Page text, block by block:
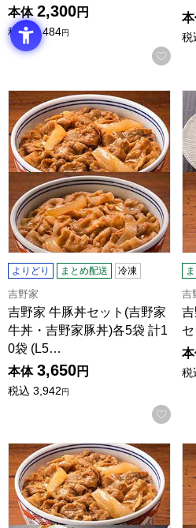
本体 2,300円
税込 2,484円
お気
税
吉野家 牛豚丼セット(吉野家牛
よりどり まとめ配送 冷凍
吉野家
吉野家 牛豚丼セット(吉野家
牛丼・吉野家豚丼)各5袋 計1
0袋 (L5…
本体 3,650円
税込 3,942円
お気
吉
税
吉野家 牛とろろセット (L7688)